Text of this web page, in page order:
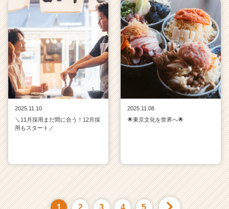
2025.11.10
＼11月採用まだ間に合う！12月採
用もスタート／
2025.11.08
🌟東京文化を世界へ🌟
1 2 3 4 5